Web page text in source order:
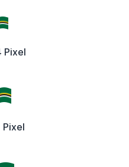
Pixel
Pixel